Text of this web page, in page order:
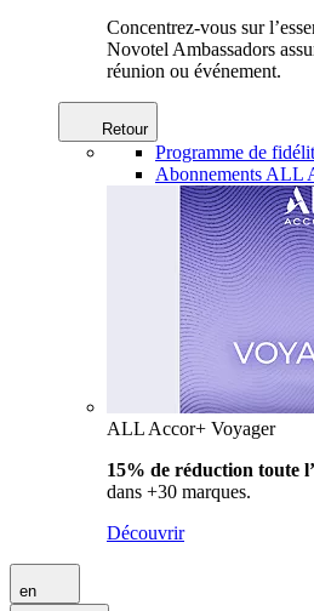
Concentrez-vous sur
Novotel Ambassadors
réunion ou événement.
Retour
Programme de
Abonnements ALL
ALL Accor+ Voyager
15% de réduction toute
dans +30 marques.
Découvrir
en